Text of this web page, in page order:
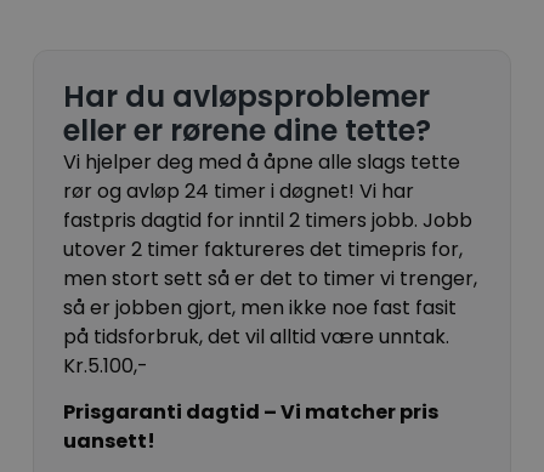
Har du avløpsproblemer
eller er rørene dine tette?
Vi hjelper deg med å åpne alle slags tette
rør og avløp 24 timer i døgnet! Vi har
fastpris dagtid for inntil 2 timers jobb. Jobb
utover 2 timer faktureres det timepris for,
men stort sett så er det to timer vi trenger,
så er jobben gjort, men ikke noe fast fasit
på tidsforbruk, det vil alltid være unntak.
Kr.5.100,-
Prisgaranti dagtid – Vi matcher pris
uansett!